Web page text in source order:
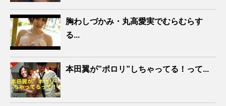
胸わしづかみ・丸高愛実でむらむらす
る...
本田翼が”ポロリ”しちゃってる！って...